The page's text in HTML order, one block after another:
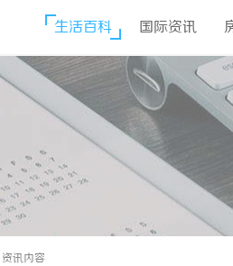
生活百科 国际资讯
资讯内容